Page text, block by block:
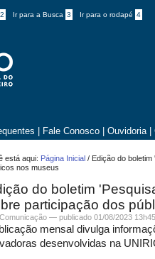
2 Ir para a Busca 3 Ir para o rodapé 4
Fale Conosco Ouvidoria
está aqui: Página Inicial / Edição do
nos museus
do boletim
participação dos
Comunicação —publicado 01/08/2023
mensal divulga
desenvolvidas na